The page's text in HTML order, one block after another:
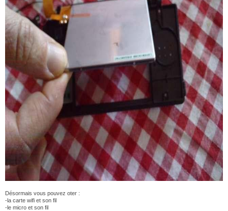
Désormais vous pouvez oter :
-la carte wifi et son fil
-le micro et son fil